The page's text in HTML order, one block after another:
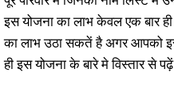
इस योजना का लाभ केवल एक बार
का लाभ उठा सकतें है अगर आपको
ही इस योजना के बारे मे विस्तार से